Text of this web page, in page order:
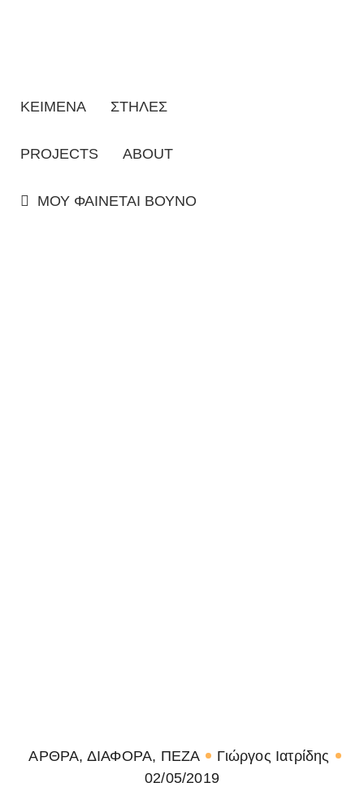
ΚΕΙΜΕΝΑ ΣΤΗΛΕΣ
PROJECTS ABOUT
ΜΟΥ ΦΑΙΝΕΤΑΙ ΒΟΥΝΟ
ΑΡΘΡΑ, ΔΙΑΦΟΡΑ, ΠΕΖΑ
Γιώργος Ιατρίδης
02/05/2019